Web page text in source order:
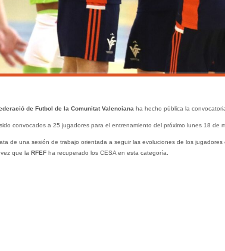
de Futbol de la Comunitat Valenciana ha hecho pública la
convocados a 25 jugadores para el entrenamiento del próximo lunes 18 de
de una sesión de trabajo orientada a seguir las evoluciones de los jugadores
que la RFEFha recuperado los CESA en esta categoría.